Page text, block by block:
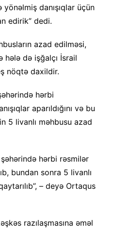
danışıqlar üçün
edirik” dedi.
azad edilməsi,
də işğalçı İsrail
nöqtə daxildir.
hərbi
aparıldığını və bu
5 livanlı məhbusu azad
hərbi rəsmilər
bundan sonra 5 livanlı
– deyə Ortaqus
razılaşmasına əməl